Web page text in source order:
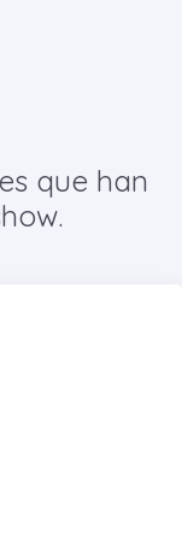
que han